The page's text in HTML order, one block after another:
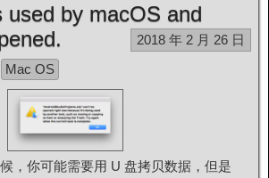
used by macOS and
2018 年 2 月 26 日
Mac OS
，你可能需要用 U 盘拷贝数据，但是